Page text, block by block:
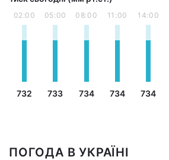
02:00
732
05:00
733
08:00
734
11:00
734
14:00
734
ПОГОДА В УКРАЇНІ